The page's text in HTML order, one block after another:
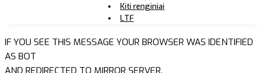
Kiti renginiai
LTF
IF YOU SEE THIS MESSAGE YOUR BROWSER WAS IDENTIFIED
AS BOT
AND REDIRECTED TO MIRROR SERVER.